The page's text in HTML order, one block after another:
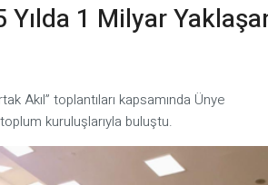
Yılda 1 Milyar
Akıl” toplantıları kapsamında Ünye
kuruluşlarıyla buluştu.